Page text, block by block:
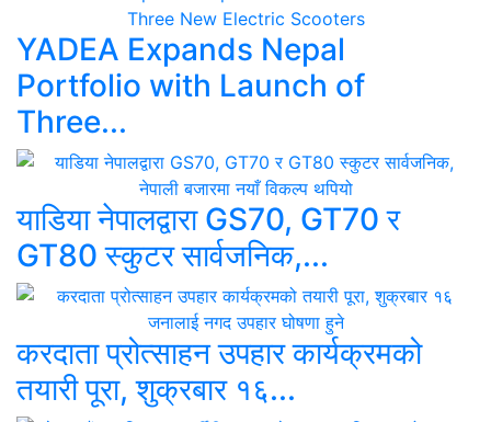
YADEA Expands Nepal
Portfolio with Launch of
Three...
याडिया नेपालद्वारा GS70, GT70 र
GT80 स्कुटर सार्वजनिक,...
करदाता प्रोत्साहन उपहार कार्यक्रमको
तयारी पूरा, शुक्रबार १६...